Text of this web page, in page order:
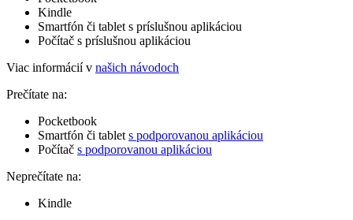
Kindle
Smartfón či tablet s príslušnou aplikáciou
Počítač s príslušnou aplikáciou
Viac informácií v našich návodoch
Prečítate na:
Pocketbook
Smartfón či tablet s podporovanou aplikáciou
Počítač s podporovanou aplikáciou
Neprečítate na:
Kindle